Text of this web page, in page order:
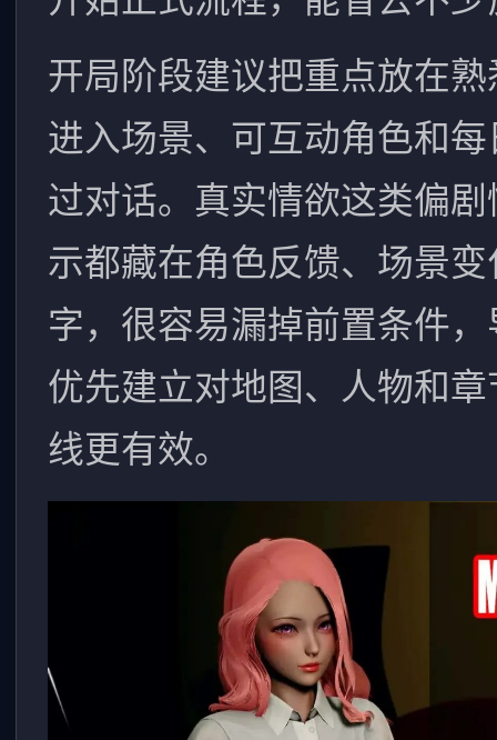
开局阶段建议把重点放在
进入场景、可互动角色和
过对话。真实情欲这类偏
示都藏在角色反馈、场景
字，很容易漏掉前置条件
优先建立对地图、人物和
线更有效。